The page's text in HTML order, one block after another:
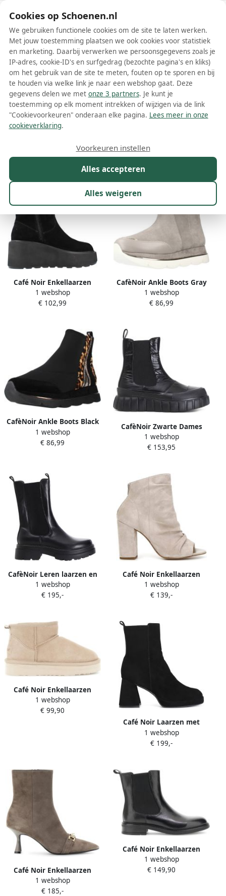
Schoenen.nl
Wis filters Alle filters
Café Noir dames laarzen
Meer lezen
Café Noir Enkellaarzen
C1fl1116
1 webshop
€ 102,99
CafèNoir Ankle Boots Gray
Dames
1 webshop
€ 86,99
CafèNoir Ankle Boots Black
Dames
1 webshop
€ 86,99
CafèNoir Zwarte Dames
Casual Boot
1 webshop
€ 153,95
CafèNoir Leren laarzen en
enkellaarsjes Black Dames
1 webshop
€ 195,-
Café Noir Enkellaarzen
C1EF5002
1 webshop
€ 139,-
Café Noir Enkellaarzen
C1XW6101
1 webshop
€ 99,90
Café Noir Laarzen met
hakken C1XV5015
1 webshop
€ 199,-
Café Noir Enkellaarzen
C1XV5707
1 webshop
€ 185,-
Café Noir Enkellaarzen
C1XM1019
1 webshop
€ 149,90
Cookies op Schoenen.nl
We gebruiken functionele cookies om de site te laten werken.
Met jouw toestemming plaatsen we ook cookies voor statistiek
en marketing. Daarbij verwerken we persoonsgegevens zoals je
IP-adres, cookie-ID's en surfgedrag (bezochte pagina's en kliks)
om het gebruik van de site te meten, fouten op te sporen en bij
te houden via welke link je naar een webshop gaat. Deze
gegevens delen we met onze 3 partners. Je kunt je
toestemming op elk moment intrekken of wijzigen via de link
"Cookievoorkeuren" onderaan elke pagina. Lees meer in onze
cookieverklaring.
Alles accepteren
Alles weigeren
Voorkeuren instellen